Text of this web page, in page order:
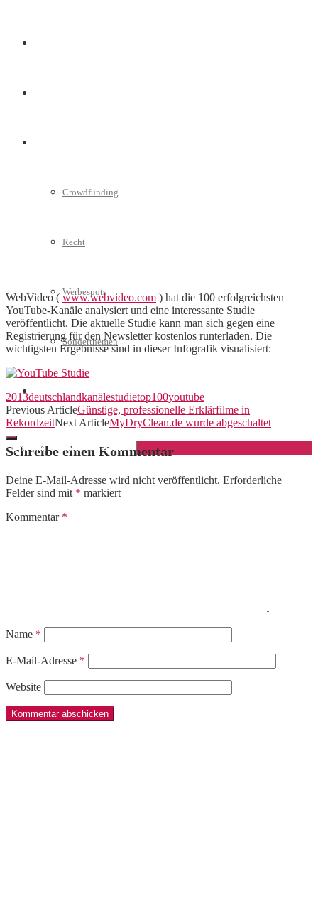
Crowdfunding
Recht
Werbespots
Sonderthemen
Geschäftskonto eröffnen
WebVideo ( www.webvideo.com ) hat die 100 erfolgreichsten
YouTube-Kanäle analysiert und eine interessante Studie
veröffentlicht. Die aktuelle Studie kann man sich gegen eine
Registrierung für den Newsletter kostenlos runterladen. Die
wichtigsten Ergebnisse sind in dieser Infografik visualisiert:
2013deutschlandkanälestudietop100youtube
Previous ArticleGünstige, professionelle Erklärfilme in
RekordzeitNext ArticleMyDryClean.de wurde abgeschaltet
Schreibe einen Kommentar
Deine E-Mail-Adresse wird nicht veröffentlicht. Erforderliche
Felder sind mit * markiert
Kommentar *
Name *
E-Mail-Adresse *
Website